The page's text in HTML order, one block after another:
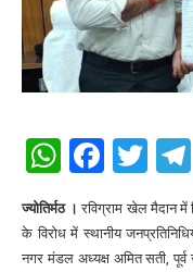
ज्योतिर्मठ । रविग्राम खेल मैदान में
के विरोध में स्थानीय
नगर मंडल अध्यक्ष अमित सती,